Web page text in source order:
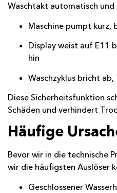
Waschtakt automatisch und
Maschine pumpt kurz,
Display weist auf E11
hin
Waschzyklus bricht
Diese Sicherheitsfunktion
Schäden und verhindert
Häufige
Bevor wir in die technische
wir die häufigsten Auslöser
Geschlossener